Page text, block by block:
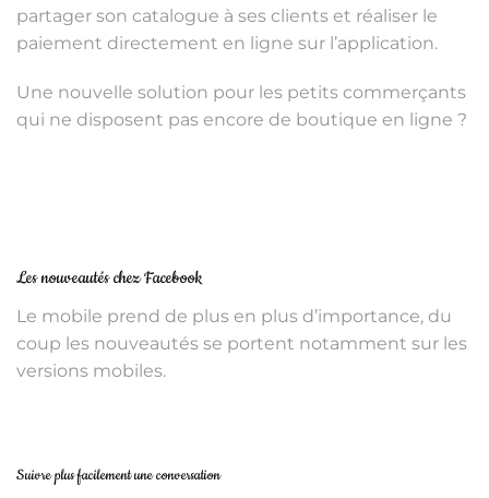
partager son catalogue à ses clients et réaliser le
paiement directement en ligne sur l’application.
Une nouvelle solution pour les petits commerçants
qui ne disposent pas encore de boutique en ligne ?
Les nouveautés chez Facebook
Le mobile prend de plus en plus d’importance, du
coup les nouveautés se portent notamment sur les
versions mobiles.
Suivre plus facilement une conversation